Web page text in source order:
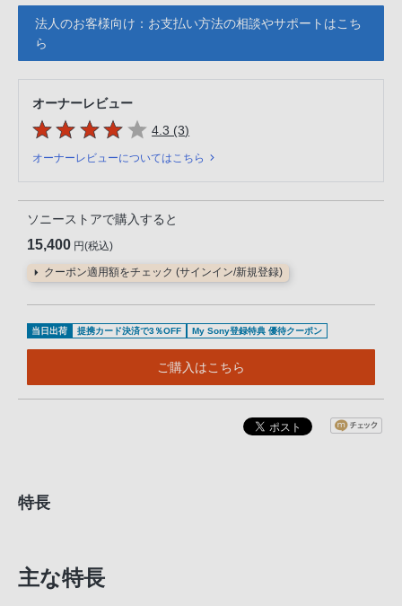
法人のお客様向け：お支払い方法の相談やサポートはこち
ら
オーナーレビュー
5つの星のうち
4.3 (3件のレビュー
)
オーナーレビューについてはこちら
ソニーストアで購入すると
15,400 円(税込)
クーポン適用額をチェック (サインイン/新規登録)
当日出荷 提携カード決済で3％OFF My Sony登録特典 優待クーポン
ご購入はこちら
特長
主な特長